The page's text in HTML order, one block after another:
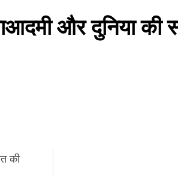
और दुनिया की
की